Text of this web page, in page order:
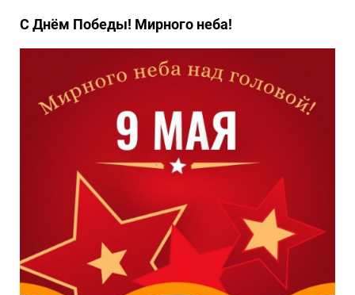
С Днём Победы! Мирного неба!